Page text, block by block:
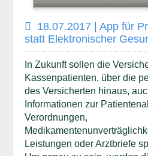
18.07.2017 | App für
statt Elektronischer
In Zukunft sollen die
Kassenpatienten, über die
des Versicherten hinaus,
Informationen zur
Verordnungen,
Leistungen oder Arztbriefe